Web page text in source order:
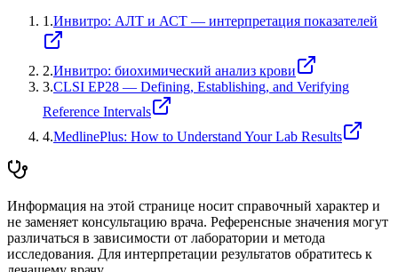
1 .Инвитро: АЛТ и АСТ — интерпретация показателей
2.Инвитро: биохимический анализ крови
3.CLSI EP28 — Defining, Establishing, and Verifying
Reference Intervals
4.MedlinePlus: How to Understand Your Lab Results
Информация на этой странице носит справочный характер и
не заменяет консультацию врача. Референсные значения могут
различаться в зависимости от лаборатории и метода
исследования. Для интерпретации результатов обратитесь к